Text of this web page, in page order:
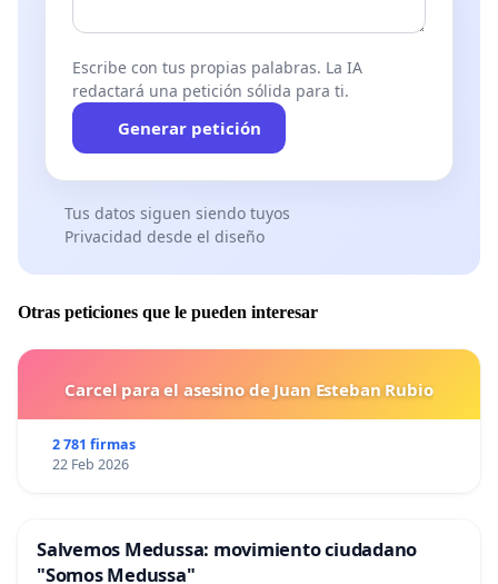
Escribe con tus propias palabras. La IA
redactará una petición sólida para ti.
Generar petición
Tus datos siguen siendo tuyos
Privacidad desde el diseño
Otras peticiones que le pueden interesar
Carcel para el asesino de Juan Esteban Rubio
2 781 firmas
22 Feb 2026
Salvemos Medussa: movimiento ciudadano
"Somos Medussa"